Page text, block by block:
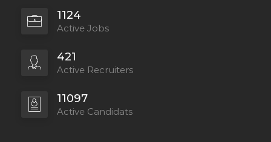
1124
Active Jobs
421
Active Recruiters
11097
Active Candidats